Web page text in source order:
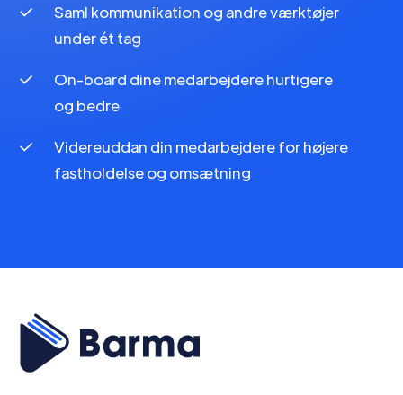
Saml kommunikation og andre værktøjer
under ét tag
On-board dine medarbejdere hurtigere
og bedre
Videreuddan din medarbejdere for højere
fastholdelse og omsætning